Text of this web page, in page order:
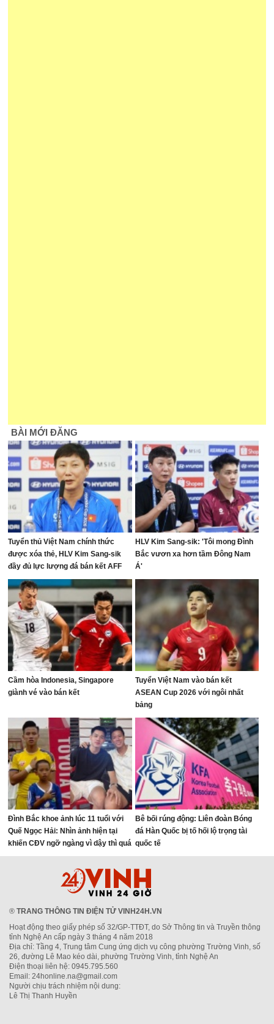
BÀI MỚI ĐĂNG
Tuyển thủ Việt Nam chính thức
được xóa thẻ, HLV Kim Sang-sik
đầy đủ lực lượng đá bán kết AFF
Cup
HLV Kim Sang-sik: 'Tôi mong Đình
Bắc vươn xa hơn tầm Đông Nam
Á'
Cầm hòa Indonesia, Singapore
giành vé vào bán kết
Tuyển Việt Nam vào bán kết
ASEAN Cup 2026 với ngôi nhất
bảng
Đình Bắc khoe ảnh lúc 11 tuổi với
Quế Ngọc Hải: Nhìn ảnh hiện tại
khiến CĐV ngỡ ngàng vì dậy thì quá
thành công
Bê bối rúng động: Liên đoàn Bóng
đá Hàn Quốc bị tố hối lộ trọng tài
quốc tế
® TRANG THÔNG TIN ĐIỆN TỬ VINH24H.VN
Hoạt động theo giấy phép số 32/GP-TTĐT, do Sở Thông tin và Truyền thông
tỉnh Nghệ An cấp ngày 3 tháng 4 năm 2018
Địa chỉ: Tầng 4, Trung tâm Cung ứng dịch vụ công phường Trường Vinh, số
26, đường Lê Mao kéo dài, phường Trường Vinh, tỉnh Nghệ An
Điện thoại liên hệ: 0945.795.560
Email: 24honline.na@gmail.com
Người chịu trách nhiệm nội dung:
Lê Thị Thanh Huyền